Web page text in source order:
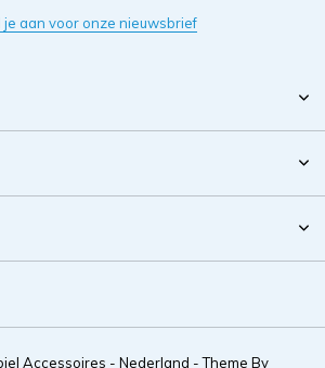
je aan voor onze nieuwsbrief
Accessoires - Nederland - Theme By